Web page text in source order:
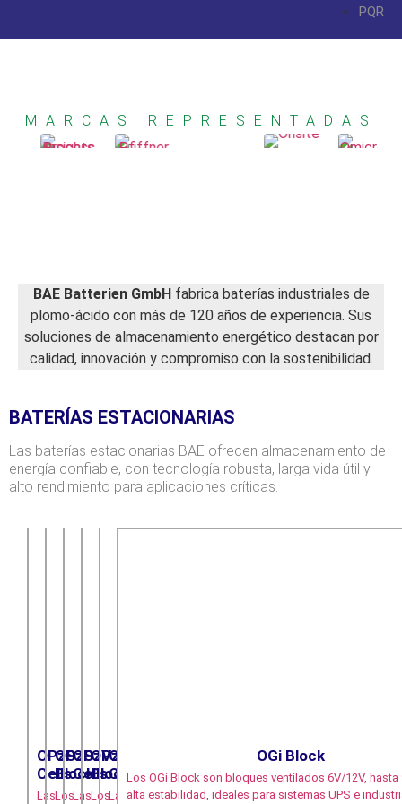
PQR
MARCAS REPRESENTADAS
BAE Batterien GmbH fabrica baterías industriales de
plomo-ácido con más de 120 años de experiencia. Sus
soluciones de almacenamiento energético destacan por
calidad, innovación y compromiso con la sostenibilidad.
BATERÍAS ESTACIONARIAS
Las baterías estacionarias BAE ofrecen almacenamiento de
energía confiable, con tecnología robusta, larga vida útil y
alto rendimiento para aplicaciones críticas.
OPzS
Cells
Las
OPzS
Block
Los
OPzV
Cells
Las
OPzV
Block
Los
OGi
Cells
Las
OGi Block
Los OGi Block son bloques ventilados 6V/12V, hasta
alta estabilidad, ideales para sistemas UPS e